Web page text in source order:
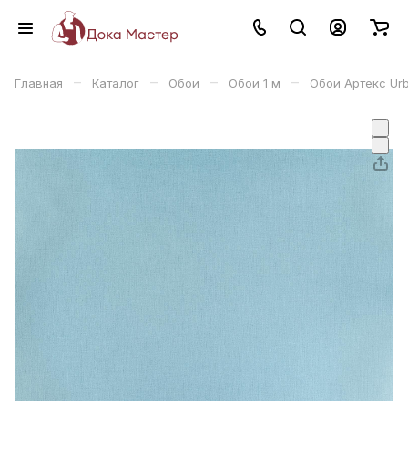
Главная – Каталог – Обои – Обои 1 м – Обои Артекс